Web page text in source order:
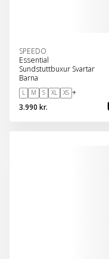
SPEEDO
Essential
Sundstuttbuxur Svartar
Barna
L M S XL XS +
3.990 kr.